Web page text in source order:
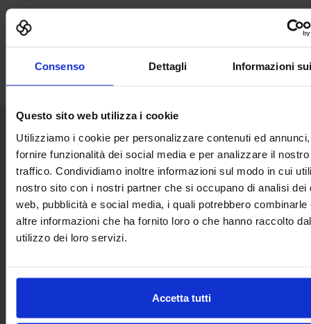
Consenso Dettagli Informazioni
Questo sito web utilizza i cookie
Utilizziamo i cookie per personalizzare contenuti ed
fornire funzionalità dei social media e per analizzare il nostro
traffico. Condividiamo inoltre informazioni sul modo in cui
nostro sito con i nostri partner che si occupano di analisi dei
web, pubblicità e social media, i quali potrebbero combinarle
altre informazioni che ha fornito loro o che hanno raccolto
utilizzo dei loro servizi.
Accetta tutti
Senaf srl
Via Eritrea 21/A
20157 | Milano | Italia
+ 39 02.332039460
Project and management